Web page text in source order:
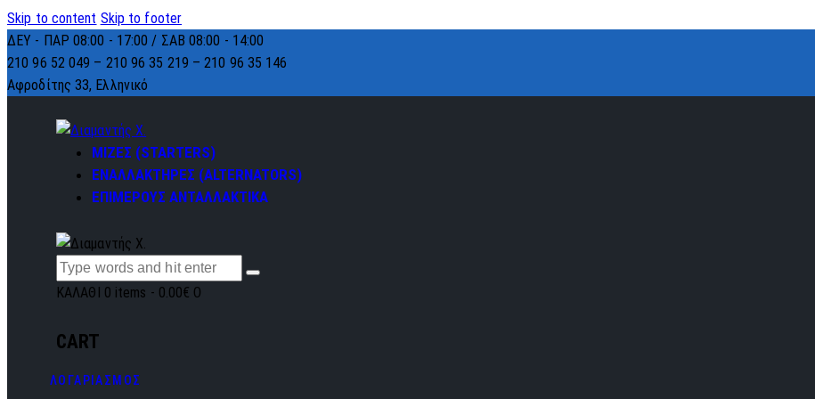
Skip to content Skip to footer
ΔΕΥ - ΠΑΡ 08:00 - 17:00 / ΣΑΒ 08:00 - 14:00
210 96 52 049 – 210 96 35 219 –210 96 35 146
Αφροδίτης 33, Ελληνικό
ΜΙΖΕΣ (STARTERS)
ΕΝΑΛΛΑΚΤΗΡΕΣ (ALTERNATORS)
ΕΠΙΜΕΡΟΥΣ ΑΝΤΑΛΛΑΚΤΙΚΑ
ΚΑΛΑΘΙ 0 items - 0.00€ 0
CART
ΛΟΓΑΡΙΑΣΜΟΣ